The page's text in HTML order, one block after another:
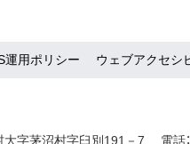
運用ポリシー ウェブアクセシ
字茅沼村字臼別191－7 電話